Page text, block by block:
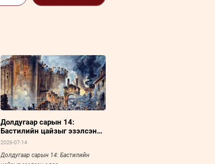
Долдугаар сарын 14:
Бастилийн цайзыг эзэлсэн
өдөр
2026-07-14
Долдугаар сарын 14: Бастилийн